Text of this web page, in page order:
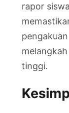
rapor
tinggi.